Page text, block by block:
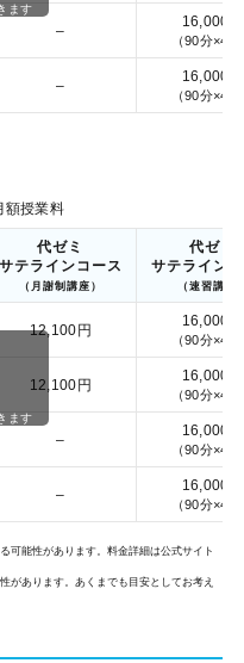
–
16,000円
（90分×4
–
16,000円
（90分×4
ます
額授業料
代ゼミ
サテラインコース
（月謝制講座）
代ゼミ
サテライン
（速習講座
12,100円
16,000円
（90分×4
12,100円
16,000円
（90分×4
–
16,000円
（90分×4
–
16,000円
（90分×4
ます
可能性があります。料金詳細は公式サイト
があります。あくまでも目安としてお考え